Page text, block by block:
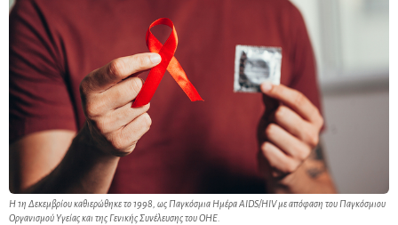
Η 1η Δεκεμβρίου καθιερώθηκε το 1998, ως Παγκόσμια Ημέρα AIDS/HIV με απόφαση του Παγκόσμιου
Οργανισμού Υγείας και της Γενικής Συνέλευσης του ΟΗΕ.